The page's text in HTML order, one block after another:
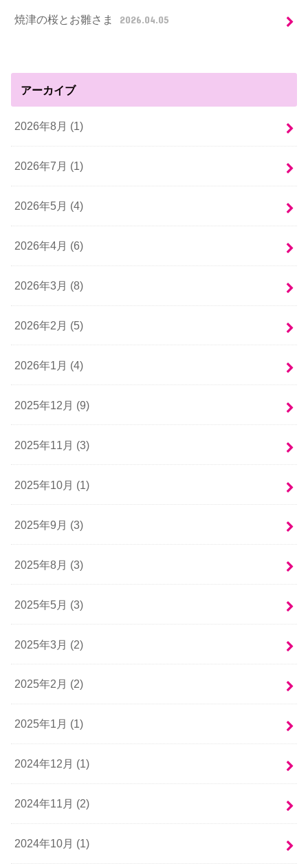
焼津の桜とお雛さま 2026.04.05
アーカイブ
2026年8月 (1)
2026年7月 (1)
2026年5月 (4)
2026年4月 (6)
2026年3月 (8)
2026年2月 (5)
2026年1月 (4)
2025年12月 (9)
2025年11月 (3)
2025年10月 (1)
2025年9月 (3)
2025年8月 (3)
2025年5月 (3)
2025年3月 (2)
2025年2月 (2)
2025年1月 (1)
2024年12月 (1)
2024年11月 (2)
2024年10月 (1)